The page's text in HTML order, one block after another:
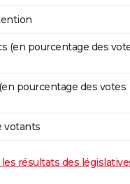
(en pourcentage des
pourcentage des votes
votants
les résultats des